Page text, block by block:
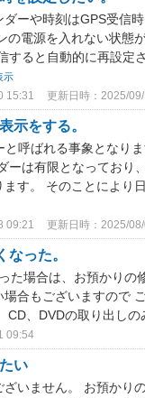
ーや時刻はGPS受信
の電源を入れない状態
すると自動的に再設
示
15:31 更新日時：2025/
示をする。
呼ばれる事象となり
ーは有限となっており
す。 そのことにより
09:21 更新日時：2025/
った。
た場合は、お預かり
合もございますので
CD、DVDの取り出し
09:54
い
いません。 お預かり